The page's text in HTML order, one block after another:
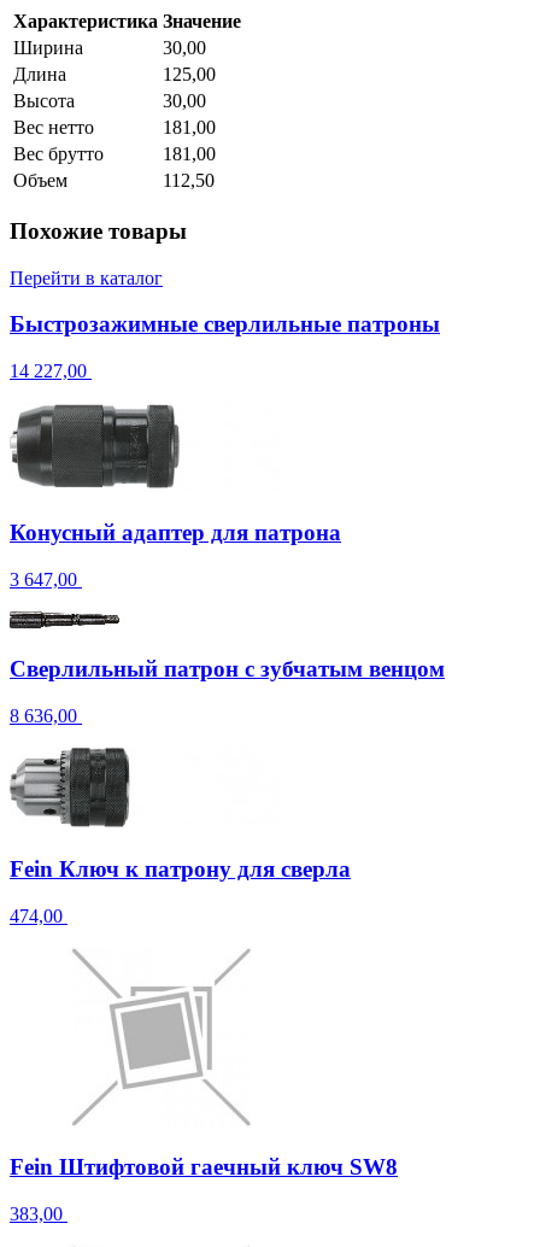
Характеристика Значение
Ширина
30,00
Длина
125,00
Высота
30,00
Вес нетто
181,00
Вес брутто
181,00
Объем
112,50
Похожие товары
Перейти в каталог
Быстрозажимные сверлильные патроны
14 227,00
Конусный адаптер для патрона
3 647,00
Сверлильный патрон с зубчатым венцом
8 636,00
Fein Ключ к патрону для сверла
474,00
Fein Штифтовой гаечный ключ SW8
383,00